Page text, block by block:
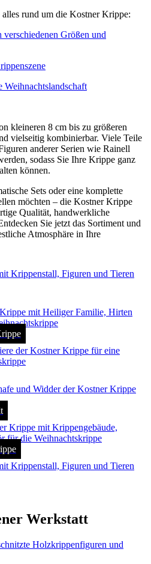
rund um die Kostner Krippe:
Größen und
Weihnachtslandschaft
kleineren 8 cm bis zu größeren
vielseitig kombinierbar. Viele Teile
anderer Serien wie Rainell
sodass Sie Ihre Krippe ganz
können.
Sets oder eine komplette
möchten – die Kostner Krippe
Qualität, handwerkliche
Sie jetzt das Sortiment und
Atmosphäre in Ihre
Werkstatt